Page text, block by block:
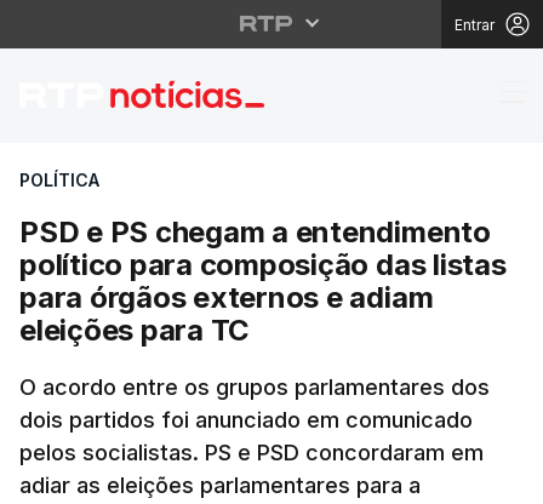
Entrar
PSD e PS chegam a
POLÍTICA
PSD e PS chegam a entendimento
político para composição das listas
para órgãos externos e adiam
eleições para TC
O acordo entre os grupos parlamentares dos
dois partidos foi anunciado em comunicado
pelos socialistas. PS e PSD concordaram em
adiar as eleições parlamentares para a